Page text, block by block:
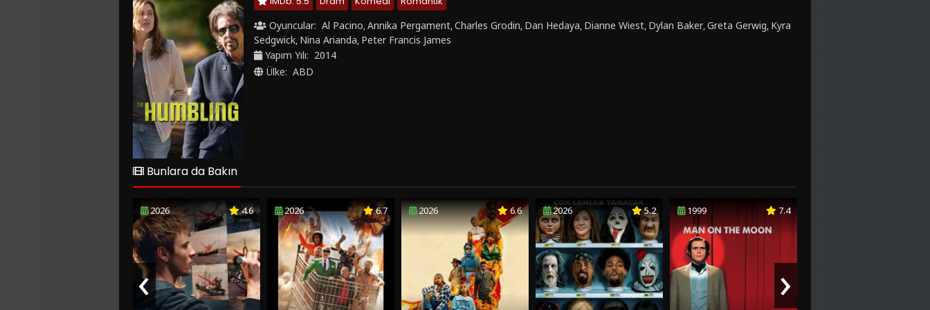
Oyuncular: Al Pacino,Annika Pergament,Charles Grodin, Dan Hedaya, Dianne Wiest, Dylan Baker,Greta Gerwig, Kyra
Sedgwick, Nina Arianda, Peter Francis James
Yapım Yılı: 2014
Ülke: ABD
Bunlara da Bakın
2026 4.6 2026 6.7 2026 6.6 2026 5.2 1999 7.4
‹ ›